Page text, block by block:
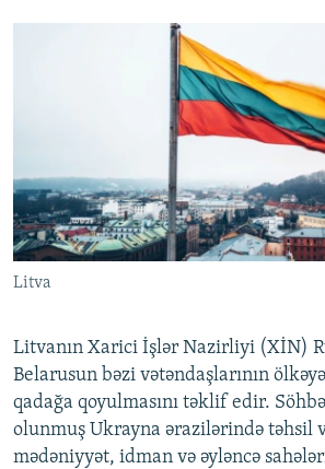
Litva
Litvanın Xarici İşlər Nazirliyi (XİN)
Belarusun bəzi vətəndaşlarının
qadağa qoyulmasını təklif edir.
olunmuş Ukrayna ərazilərində təhsil
mədəniyyət, idman və əyləncə